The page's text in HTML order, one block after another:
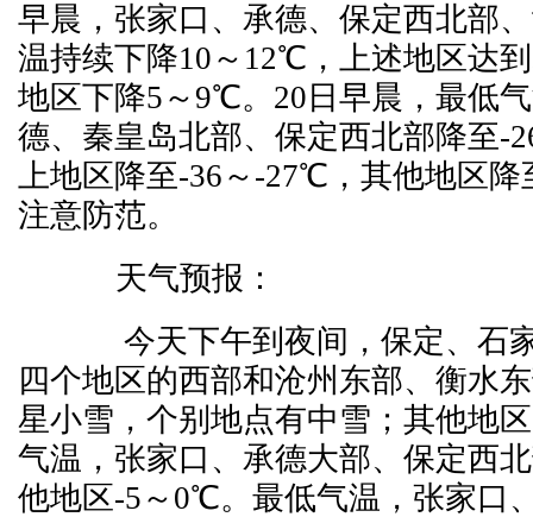
早晨，张家口、承德、保定西北部
温持续下降10～12℃，上述地区达
地区下降5～9℃。20日早晨，最低
德、秦皇岛北部、保定西北部降至-
上地区降至-36～-27℃，其他地区
注意防范。
天气预报：
今天下午到夜间，保定、石
四个地区的西部和沧州东部、衡水
星小雪，个别地点有中雪；其他地
气温，张家口、承德大部、保定西
他地区-5～0℃。最低气温，张家口